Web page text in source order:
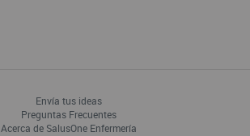
Envía tus ideas
Preguntas Frecuentes
Acerca de SalusOne Enfermería